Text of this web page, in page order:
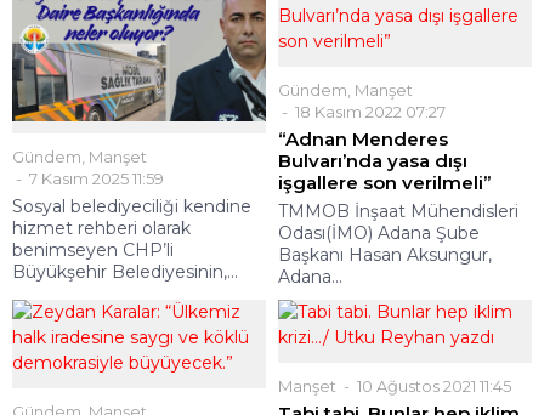
Gündem Manşet
7 Kasım 2025 11:59
Sosyal belediyeciliği kendine
hizmet rehberi olarak
benimseyen CHP’li
Büyükşehir Belediyesinin,...
Gündem Manşet
18 Kasım 2022 07:27
“Adnan Menderes
Bulvarı’nda yasa dışı
işgallere son verilmeli”
TMMOB İnşaat Mühendisleri
Odası(İMO) Adana Şube
Başkanı Hasan Aksungur,
Adana...
Manşet 10 Ağustos 2021 11:45